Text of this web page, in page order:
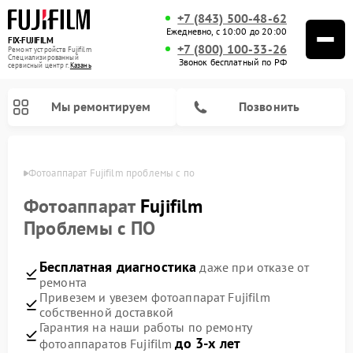
FIX-FUJIFILM
Ремонт устройств Fujifilm
Специализированный
cервисный центр г.Казань
+7 (843) 500-48-62
Ежедневно, с 10:00 до 20:00
+7 (800) 100-33-26
Звонок бесплатный по РФ
Мы ремонтируем Позвонить
Фотоаппарат Fujifilm проблемы с по
Фотоаппарат Fujifilm
Проблемы с ПО
Бесплатная диагностика даже при отказе от
ремонта
Привезем и увезем фотоаппарат Fujifilm
собственной доставкой
Гарантия на наши работы по ремонту
фотоаппаратов Fujifilmдо 3-х лет